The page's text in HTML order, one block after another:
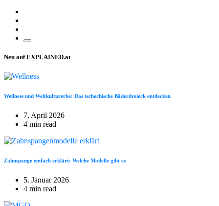
Neu auf EXPLAINED.at
Wellness und Weltkulturerbe: Das tschechische Bäderdreieck entdecken
7. April 2026
4 min read
Zahnspange einfach erklärt: Welche Modelle gibt es
5. Januar 2026
4 min read